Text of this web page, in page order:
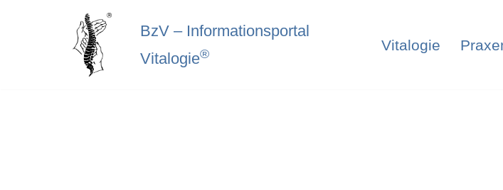
BzV – Informationsportal
Vitalogie®
Vitalogie